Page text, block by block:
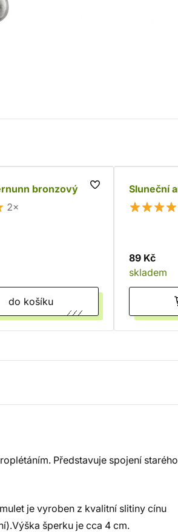
bronzový
2×
do košíku
Sluneční
89 Kč
skladem
Představuje spojení starého
je vyroben z kvalitní slitiny cínu
šperku je cca 4 cm.